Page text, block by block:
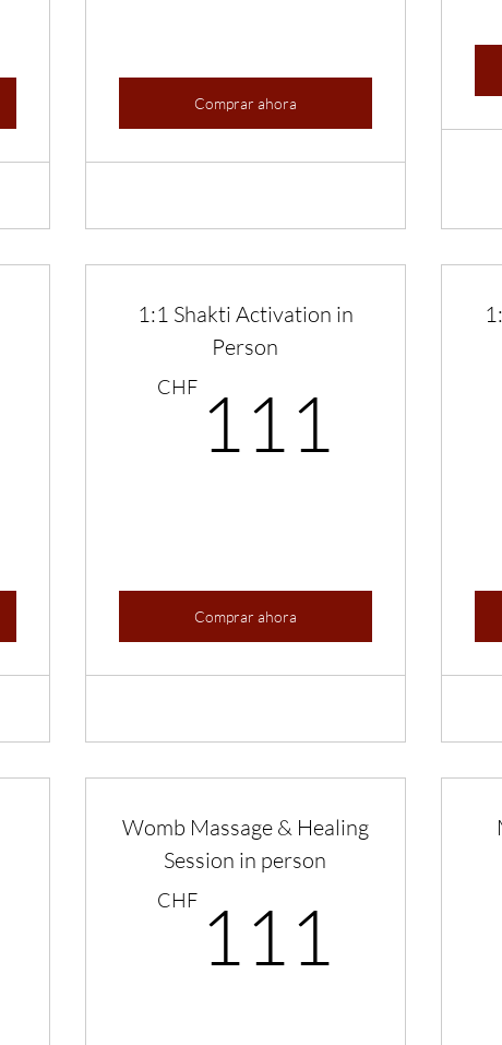
Comprar ahora
99CHF
1:1 Shakti Activation in
Person
CHF 111
Comprar ahora
99CHF
Womb Massage & Healing
Session in person
CHF 111